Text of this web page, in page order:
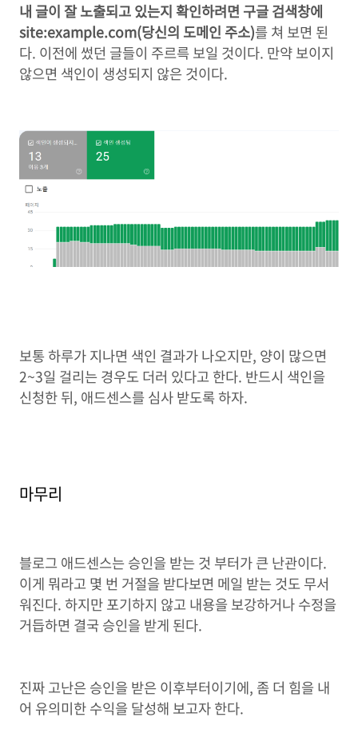
내 글이 잘 노출되고 있는지 확인하려면 구글 검색창에
site:example.com(당신의 도메인 주소)를 쳐 보면 된
다. 이전에 썼던 글들이 주르륵 보일 것이다. 만약 보이지
않으면 색인이 생성되지 않은 것이다.
보통 하루가 지나면 색인 결과가 나오지만, 양이 많으면
2~3일 걸리는 경우도 더러 있다고 한다. 반드시 색인을
신청한 뒤, 애드센스를 심사 받도록 하자.
마무리
블로그 애드센스는 승인을 받는 것 부터가 큰 난관이다.
이게 뭐라고 몇 번 거절을 받다보면 메일 받는 것도 무서
워진다. 하지만 포기하지 않고 내용을 보강하거나 수정을
거듭하면 결국 승인을 받게 된다.
진짜 고난은 승인을 받은 이후부터이기에, 좀 더 힘을 내
어 유의미한 수익을 달성해 보고자 한다.